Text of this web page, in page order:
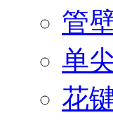
管
单
花